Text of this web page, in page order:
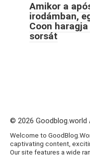
Amikor a
irodámban,
Coon
sorsát
© 2026 Goodblog.world
Welcome to
captivating content,
Our site features a wide